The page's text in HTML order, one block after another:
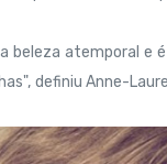
beleza atemporal e
definiu Anne-